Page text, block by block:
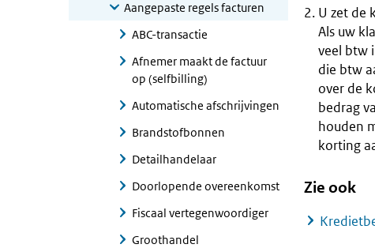
Aangepaste regels facturen
ABC-transactie
Afnemer maakt de factuur
op (selfbilling)
Automatische afschrijvingen
Brandstofbonnen
Detailhandelaar
Doorlopende overeenkomst
Fiscaal vertegenwoordiger
Groothandel
U zet de
Als uw
veel btw
die btw
over de
bedrag
houden
korting
Zie ook